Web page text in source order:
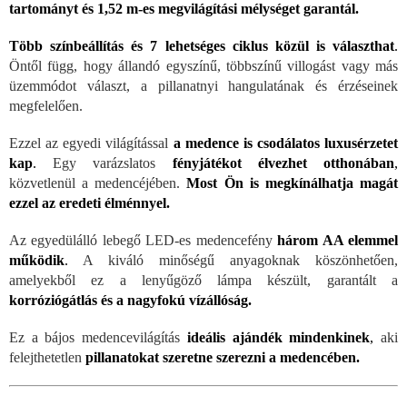
tartományt és 1,52 m-es megvilágítási mélységet garantál.
Több színbeállítás és 7 lehetséges ciklus közül is választhat.
Öntől függ, hogy állandó egyszínű, többszínű villogást vagy más
üzemmódot választ, a pillanatnyi hangulatának és érzéseinek
megfelelően.
Ezzel az egyedi világítással a medence is csodálatos luxusérzetet
kap. Egy varázslatos fényjátékot élvezhet otthonában,
közvetlenül a medencéjében.Most Ön is megkínálhatja magát
ezzel az eredeti élménnyel.
Az egyedülálló lebegő LED-es medencefényhárom AA elemmel
működik. A kiváló minőségű anyagoknak köszönhetően,
amelyekből ez a lenyűgöző lámpa készült, garantált a
korróziógátlás és a nagyfokú vízállóság.
Ez a bájos medencevilágítás ideális ajándék mindenkinek, aki
felejthetetlen pillanatokat szeretne szerezni a medencében.